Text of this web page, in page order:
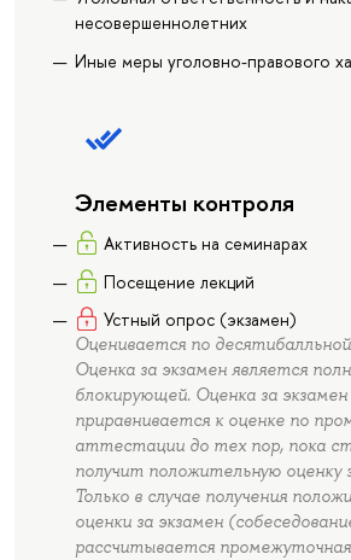
несовершеннолетних
Иные меры уголовно-правового
Элементы контроля
Активность на семинарах
Посещение лекций
Устный опрос (экзамен)
Оценивается по
Оценка за экзамен является
блокирующей. Оценка за экзамен
приравнивается к оценке по
аттестации до тех пор, пока
получит положительную оценку
Только в случае получения
оценки за экзамен
рассчитывается